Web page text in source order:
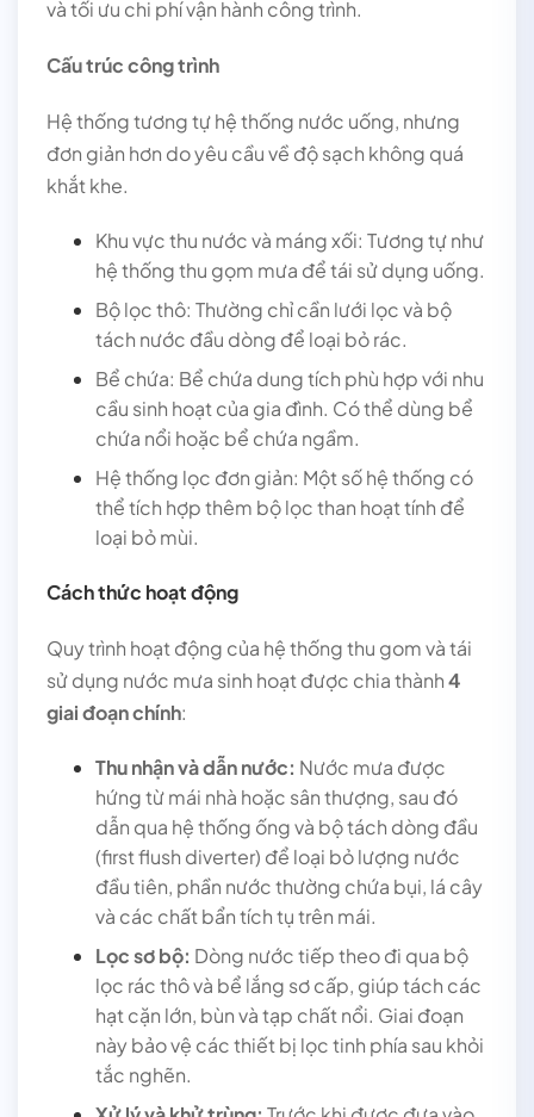
và tối ưu chi phí vận hành công trình.
Cấu trúc công trình
Hệ thống tương tự hệ thống nước uống, nhưng
đơn giản hơn do yêu cầu về độ sạch không quá
khắt khe.
Khu vực thu nước và máng xối: Tương tự như
hệ thống thu gọm mưa để tái sử dụng uống.
Bộ lọc thô: Thường chỉ cần lưới lọc và bộ
tách nước đầu dòng để loại bỏ rác.
Bể chứa: Bể chứa dung tích phù hợp với nhu
cầu sinh hoạt của gia đình. Có thể dùng bể
chứa nổi hoặc bể chứa ngầm.
Hệ thống lọc đơn giản: Một số hệ thống có
thể tích hợp thêm bộ lọc than hoạt tính để
loại bỏ mùi.
Cách thức hoạt động
Quy trình hoạt động của hệ thống thu gom và tái
sử dụng nước mưa sinh hoạt được chia thành4
giai đoạn chính:
Thu nhận và dẫn nước: Nước mưa được
hứng từ mái nhà hoặc sân thượng, sau đó
dẫn qua hệ thống ống và bộ tách dòng đầu
(first flush diverter) để loại bỏ lượng nước
đầu tiên, phần nước thường chứa bụi, lá cây
và các chất bẩn tích tụ trên mái.
Lọc sơ bộ: Dòng nước tiếp theo đi qua bộ
lọc rác thô và bể lắng sơ cấp, giúp tách các
hạt cặn lớn, bùn và tạp chất nổi. Giai đoạn
này bảo vệ các thiết bị lọc tinh phía sau khỏi
tắc nghẽn.